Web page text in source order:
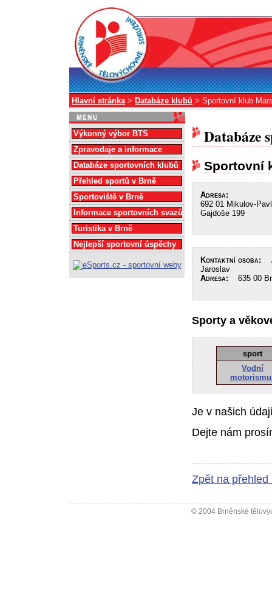
Hlavní stránka> Databáze klubů > Sportovní klub
Databáze
Sportovní
Adresa:
692 01 Mikulov-
Gajdoše 199
Kontaktní osoba:
Jaroslav
Adresa: 635 00
Sporty a
sport
Vodní
Je v našich
Dejte nám
Zpět na přehled
Výkonný výbor BTS
Zpravodaje a informace
Databáze sportovních klubů
Přehled sportů v Brně
Sportoviště v Brně
Informace sportovních svazů
Turistika v Brně
Nejlepší sportovní úspěchy
© 2004 Brněnské